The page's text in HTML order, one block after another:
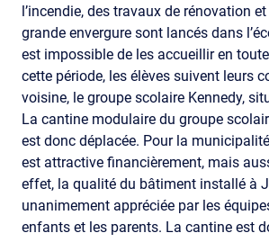
l’incendie, des travaux de rénovation
grande envergure sont lancés dans
est impossible de les accueillir en
cette période, les élèves suivent leurs
voisine, le groupe scolaire Kennedy,
La cantine modulaire du groupe
est donc déplacée. Pour la
est attractive financièrement, mais
effet, la qualité du bâtiment installé à
unanimement appréciée par les
enfants et les parents. La cantine est